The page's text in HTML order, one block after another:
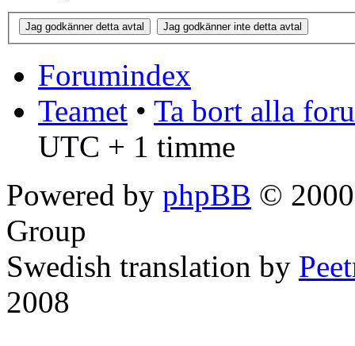
Forumindex
Teamet • Ta bort alla
UTC + 1 timme
Powered by phpBB ©
Group
Swedish translation by
2008